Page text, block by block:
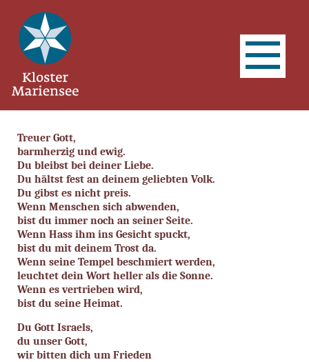
Treuer Gott,
barmherzig und ewig.
Du bleibst bei deiner Liebe.
Du hältst fest an deinem geliebten Volk.
Du gibst es nicht preis.
Wenn Menschen sich abwenden,
bist du immer noch an seiner Seite.
Wenn Hass ihm ins Gesicht spuckt,
bist du mit deinem Trost da.
Wenn seine Tempel beschmiert werden,
leuchtet dein Wort heller als die Sonne.
Wenn es vertrieben wird,
bist du seine Heimat.
Du Gott Israels,
du unser Gott,
wir bitten dich um Frieden